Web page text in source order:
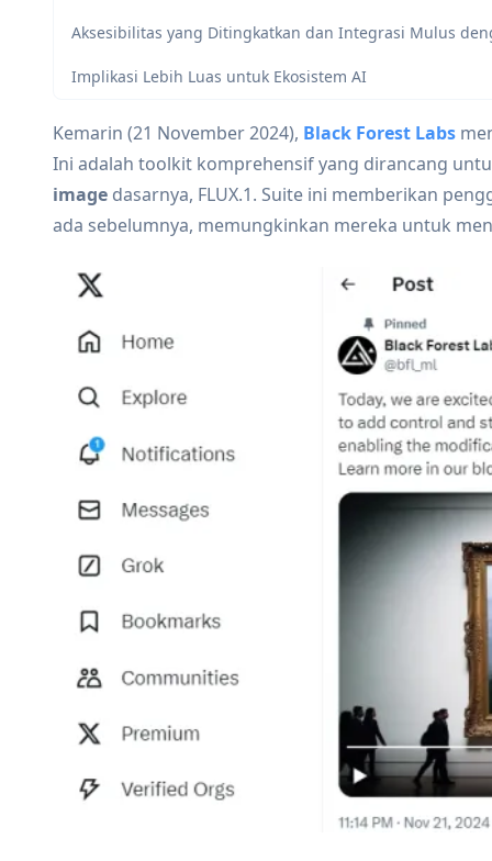
Aksesibilitas yang Ditingkatkan dan Integrasi Mulus
Implikasi Lebih Luas untuk Ekosistem AI
Kemarin (21 November 2024), Black Forest Labs
Ini adalah toolkit komprehensif yang dirancang
image dasarnya, FLUX.1. Suite ini memberikan
ada sebelumnya, memungkinkan mereka untuk